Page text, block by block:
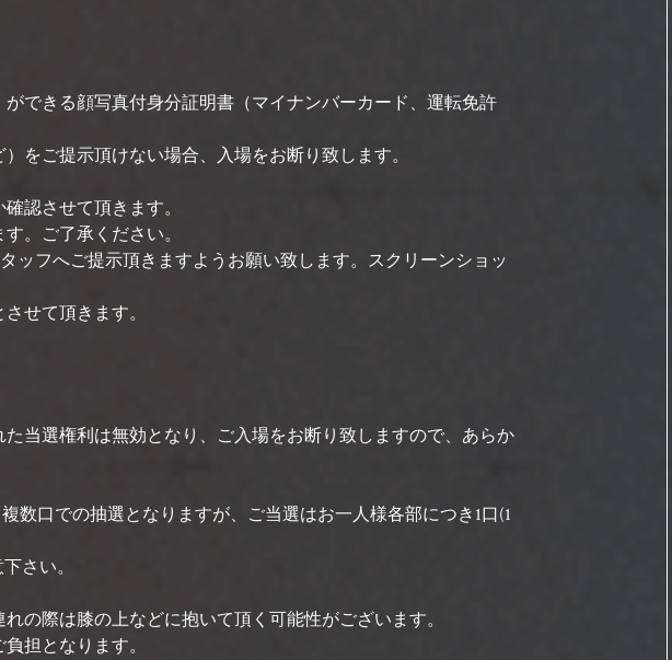
できる顔写真付身分証明書（マイナンバーカード、運転免許
をご提示頂けない場合、入場をお断り致します。
認させて頂きます。
。ご了承ください。
フへご提示頂きますようお願い致します。スクリーンショッ
せて頂きます。
当選権利は無効となり、ご入場をお断り致しますので、あらか
数口での抽選となりますが、ご当選はお一人様各部につき1口(1
さい。
の際は膝の上などに抱いて頂く可能性がございます。
担となります。